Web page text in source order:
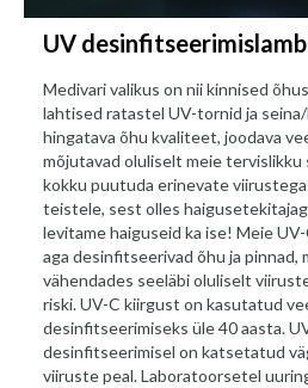
UV
Medivari valikus on nii kinnised
lahtised ratastel UV-tornid ja
hingatava õhu kvaliteet, joodava
mõjutavad oluliselt meie
kokku puutuda erinevate
teistele, sest olles
levitame haiguseid ka ise! Meie
aga desinfitseerivad õhu ja pinnad,
vähendades seeläbi oluliselt
riski. UV-C kiirgust on kasutatud
desinfitseerimiseks üle 40 aasta.
desinfitseerimisel on katsetatud
viiruste peal. Laboratoorsetel